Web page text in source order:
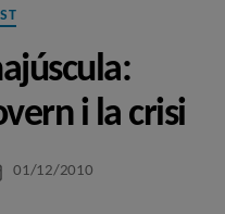
i la crisi
01/12/2010